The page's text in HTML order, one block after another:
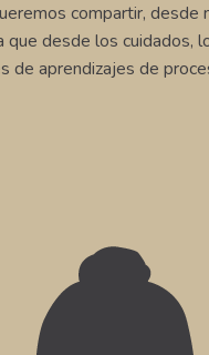
compartir, desde
que desde los cuidados,
de aprendizajes de